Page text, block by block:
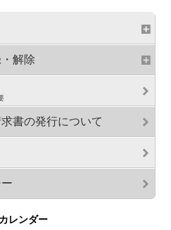
解除
書の発行について
レンダー